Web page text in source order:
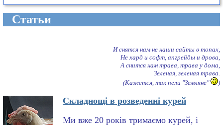
Cтатьи
И снятся нам не наши сайты в топах,
Не хард и софт, апгрейды и дрова,
А снится нам трава, трава у дома,
Зеленая, зеленая трава.
(Кажется, так пели "Земляне"
)
Складнощі в розведенні курей
Ми вже 20 років тримаємо курей, і